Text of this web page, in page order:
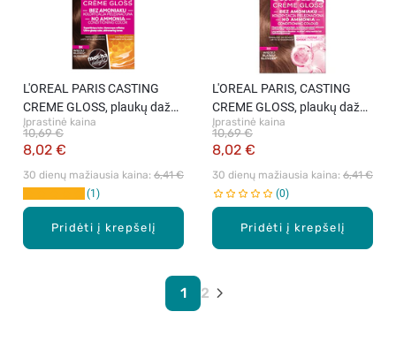
Pridėti į krepšelį
L'OREAL PARIS CASTING
CREME GLOSS, plaukų dažai,
418 Mocha, 1 vnt.
Įprastinė kaina
8,02 €
10,69 €
30 dienų mažiausia kaina: 6,41 €
1
Pridėti į krepšelį
L'OREAL PARIS, CASTING
CREME GLOSS, plaukų dažai,
780 CARMEL MOCCACCINO,
1 vnt.
Įprastinė kaina
8,02 €
10,69 €
30 dienų mažiausia kaina: 6,41 €
0
1 2